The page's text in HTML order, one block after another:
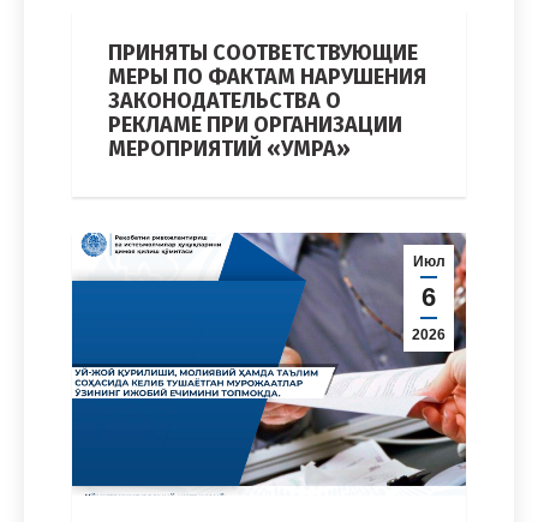
ПРИНЯТЫ СООТВЕТСТВУЮЩИЕ
МЕРЫ ПО ФАКТАМ НАРУШЕНИЯ
ЗАКОНОДАТЕЛЬСТВА О
РЕКЛАМЕ ПРИ ОРГАНИЗАЦИИ
МЕРОПРИЯТИЙ «УМРА»
Июл
6
2026